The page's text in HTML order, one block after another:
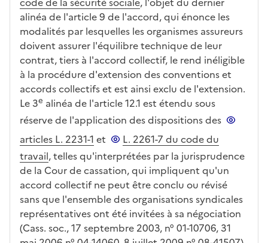
alinéa de l'article 9 de l'accord, qui énonce les
modalités par lesquelles les organismes assureurs
doivent assurer l'équilibre technique de leur
contrat, tiers à l'accord collectif, le rend inéligible
à la procédure d'extension des conventions et
accords collectifs et est ainsi exclu de l'extension.
Le 3e alinéa de l'article 12.1 est étendu sous
réserve de l'application des dispositions des
articles L. 2231-1 et
L. 2261-7 du code du
travail, telles qu'interprétées par la jurisprudence
de la Cour de cassation, qui impliquent qu'un
accord collectif ne peut être conclu ou révisé
sans que l'ensemble des organisations syndicales
représentatives ont été invitées à sa négociation
(Cass. soc., 17 septembre 2003, n° 01-10706, 31